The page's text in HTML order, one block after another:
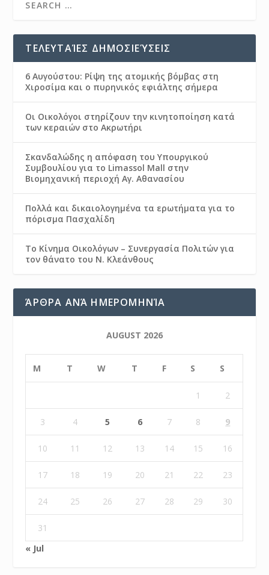
ΤΕΛΕΥΤΑΊΕΣ ΔΗΜΟΣΙΕΎΣΕΙΣ
6 Αυγούστου: Ρίψη της ατομικής βόμβας στη
Χιροσίμα και ο πυρηνικός εφιάλτης σήμερα
Οι Οικολόγοι στηρίζουν την κινητοποίηση κατά
των κεραιών στο Ακρωτήρι
Σκανδαλώδης η απόφαση του Υπουργικού
Συμβουλίου για το Limassol Mall στην
Βιομηχανική περιοχή Αγ. Αθανασίου
Πολλά και δικαιολογημένα τα ερωτήματα για το
πόρισμα Πασχαλίδη
Το Κίνημα Οικολόγων – Συνεργασία Πολιτών για
τον θάνατο του Ν. Κλεάνθους
ΆΡΘΡΑ ΑΝΆ ΗΜΕΡΟΜΗΝΊΑ
AUGUST 2026
M T W T F S S
1 2
3 4 5 6 7 8 9
10 11 12 13 14 15 16
17 18 19 20 21 22 23
24 25 26 27 28 29 30
31
« Jul